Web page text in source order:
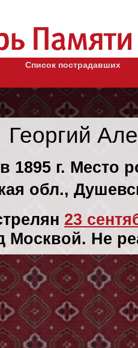
Список пострадавших
Георгий
1895 г. Место
обл.,
23
Москвой. Не